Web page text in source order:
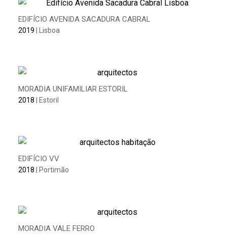
EDIFÍCIO AVENIDA SACADURA CABRAL
2019 | Lisboa
MORADIA UNIFAMILIAR ESTORIL
2018 | Estoril
EDIFÍCIO VV
2018 | Portimão
MORADIA VALE FERRO